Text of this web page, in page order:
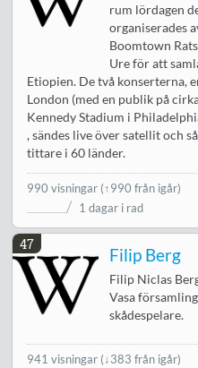
rum lördagen
organiserades
Boomtown
Ure för att
Etiopien. De två konserterna,
London (med en publik på
Kennedy Stadium i
, sändes live över satellit och
tittare i 60 länder.
990 visningar (↑990 från igår)
1 dagar i rad
47
Filip Berg
Filip Niclas
Vasa
skådespelare.
941 visningar (↓383 från igår)